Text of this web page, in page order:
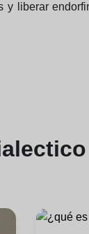
liberar